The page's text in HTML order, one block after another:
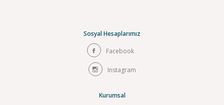
Sosyal Hesaplarımız
Facebook
Instagram
Kurumsal